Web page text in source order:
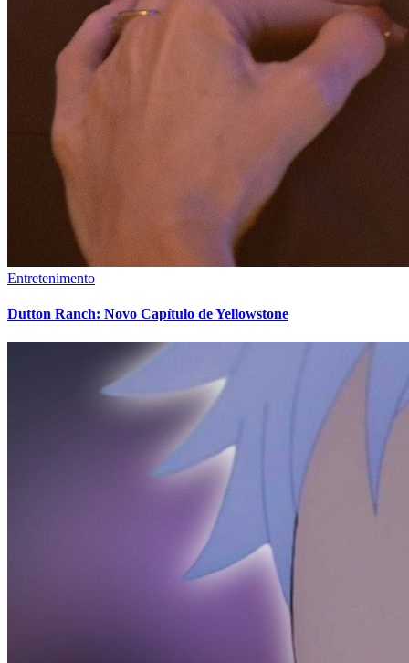
Entretenimento
Dutton Ranch: Novo Capítulo de Yellowstone